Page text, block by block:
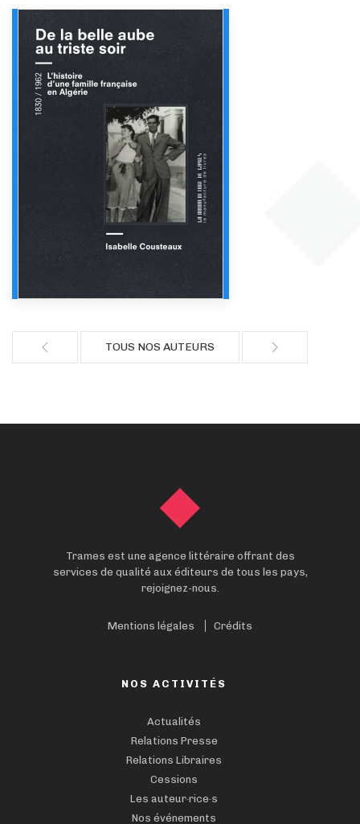
TOUS NOS AUTEURS
Trames est une agence littéraire offrant des
services de qualité aux éditeurs de tous les pays,
rejoignez-nous.
Mentions légales Crédits
NOS ACTIVITÉS
Actualités
Relations Presse
Relations Libraires
Cessions
Les auteur·rice·s
Nos événements